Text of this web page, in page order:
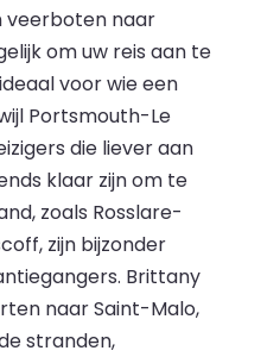
veerboten naar
om uw reis aan te
voor wie een
Portsmouth-Le
die liever aan
klaar zijn om te
zoals Rosslare-
zijn bijzonder
Brittany
naar Saint-Malo,
stranden,